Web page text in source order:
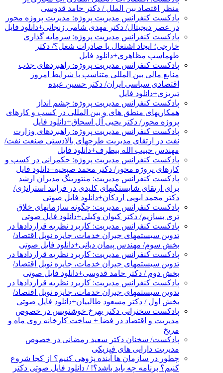
منظر اقتصاد بین الملل / دکتر حامد قدوسی
پادکست کنفرانس مدیریت پروژه: مدیریت پروژه محور
در عصر دیجیتال/ دکتر مهدی شامی زنجانی+دانلود فایل
پادکست کنفرانس مدیریت پروژه: سرمایه گذاری
خارجی؛ ایجاد اشتغال یا صادرات شغل؟/ دکتر
طهماسب مظاهری+دانلود فایل
پادکست کنفرانس مدیریت پروژه: راهبردهای جذب
منابع مالی بین المللی متناسب با شرایط امروز
اقتصادی سیاسی ایران/ دکتر حسین عبده
تبریزی+دانلود فایل
پادکست کنفرانس مدیریت پروژه: چشم انداز
همکاریهای منطق های و بین المللی در کسب و کارهای
پروژه محور/ دکتر یحیی آل اسحاق+دانلود فایل
پادکست کنفرانس مدیریت پروژه: راهبردهای وزارت
نفت در ارتقای مدیریت طرحهای بالادستی صنعت نفت/
مهندس حبیب الله بیطرف+دانلود فایل
پادکست کنفرانس مدیریت پروژه: حکمرانی در کسب و
کارهای پروژه محور/ دکتر محمد صبحیه+دانلود فایل
پادکست کنفرانس مدیریت: منتورینگ مدیران ارشد
برای ارتقای شایستگیهای کلیدی در فرایند استراتژی/
دکتر محمد ابویی اردکان+دانلود فایل صوتی
پادکست کنفرانس مدیریت: چگونه سازمانهای خلاق
تری بسازیم/ دکتر کیوان وکیلی+دانلود فایل صوتی
پادکست کنفرانس مدیریت: کاربرد نظریه قراردادها در
تدوین سیستمهای جبران خدمات، جایزه نوبل اقتصاد/
بخش سوم/ مهندس پیمان دیانی+دانلود فایل صوتی
پادکست کنفرانس مدیریت: کاربرد نظریه قراردادها در
تدوین سیستمهای جبران خدمات، جایزه نوبل اقتصاد/
بخش دوم / دکتر حامد قدوسی+دانلود فایل صوتی
پادکست کنفرانس مدیریت: کاربرد نظریه قراردادها در
تدوین سیستمهای جبران خدمات، جایزه نوبل اقتصاد/
بخش اول / دکتر مسعود طالبیان+دانلود فایل صوتی
پادکست سخنرانی دکتر بهرخ خوشنویس در خصوص
مدیریت و اقتصاد در فضا + ساخت کارخانه روی ماه و
مریخ
پادکست/ سخنان دکتر سعید رمضانی در خصوص
مدیریت دارایی های فیزیکی
چطور در سازمان ها آینده پژوهی کنیم؟ از کجا شروع
کنیم؟ برنامه چه باید باشد؟! / دانلود فایل صوتی دکتر